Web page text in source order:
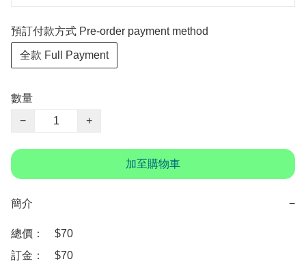
預訂付款方式 Pre-order payment method
全款 Full Payment
數量
−
+
加至購物車
簡介 −
總價：　$70
訂金：　$70